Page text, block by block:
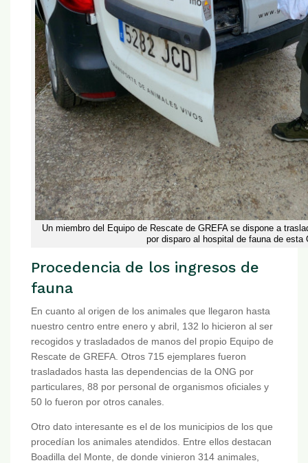
Un miembro del Equipo de Rescate de GREFA se dispone a
por disparo al hospital de fauna de esta
Procedencia de los ingresos de
fauna
En cuanto al origen de los animales que llegaron hasta
nuestro centro entre enero y abril, 132 lo hicieron al ser
recogidos y trasladados de manos del propio Equipo de
Rescate de GREFA. Otros 715 ejemplares fueron
trasladados hasta las dependencias de la ONG por
particulares, 88 por personal de organismos oficiales y
50 lo fueron por otros canales.
Otro dato interesante es el de los municipios de los que
procedían los animales atendidos. Entre ellos destacan
Boadilla del Monte, de donde vinieron 314 animales,